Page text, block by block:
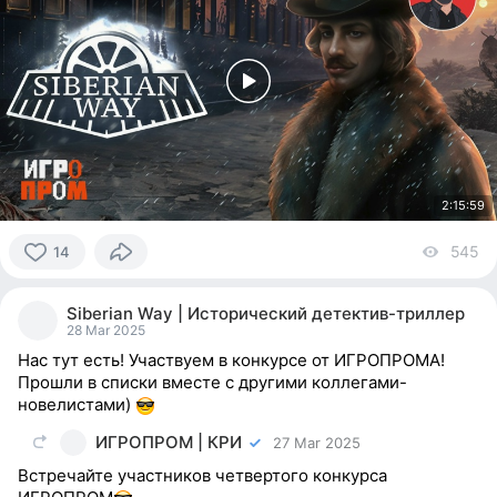
2:15:59
14 545
Siberian Way | Исторический детектив-триллер
28 Mar 2025
Нас тут есть! Участвуем в конкурсе от ИГРОПРОМА!
Прошли в списки вместе с другими коллегами-
новелистами)
ИГРОПРОМ | КРИ
27 Mar 2025
Встречайте участников четвертого конкурса